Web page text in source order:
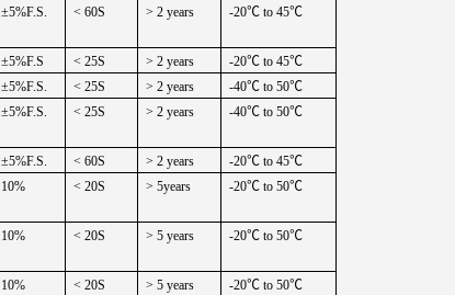
±5%F.S. < 60S > 2 years -20℃ to 45℃
±5%F.S < 25S > 2 years -20℃ to 45℃
±5%F.S. < 25S > 2 years -40℃ to 50℃
±5%F.S. < 25S > 2 years -40℃ to 50℃
±5%F.S. < 60S > 2 years -20℃ to 45℃
10% < 20S > 5years -20℃ to 50℃
10% < 20S > 5 years -20℃ to 50℃
10% < 20S > 5 years -20℃ to 50℃